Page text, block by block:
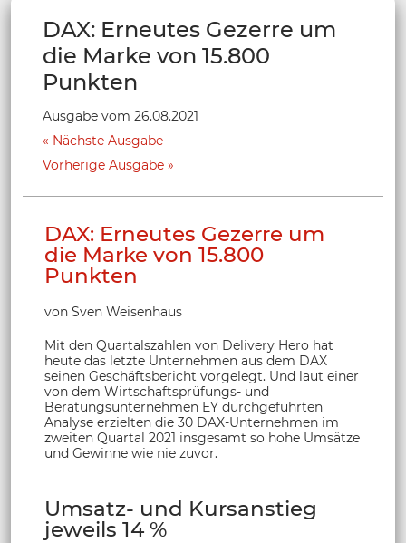
DAX: Erneutes Gezerre um
die Marke von 15.800
Punkten
Ausgabe vom 26.08.2021
Nächste Ausgabe
Vorherige Ausgabe
DAX: Erneutes Gezerre um
die Marke von 15.800
Punkten
von Sven Weisenhaus
Mit den Quartalszahlen von Delivery Hero hat
heute das letzte Unternehmen aus dem DAX
seinen Geschäftsbericht vorgelegt. Und laut einer
von dem Wirtschaftsprüfungs- und
Beratungsunternehmen EY durchgeführten
Analyse erzielten die 30 DAX-Unternehmen im
zweiten Quartal 2021 insgesamt so hohe Umsätze
und Gewinne wie nie zuvor.
Umsatz- und Kursanstieg
jeweils 14 %